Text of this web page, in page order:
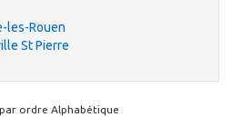
les-Rouen
St Pierre
ordre Alphabétique